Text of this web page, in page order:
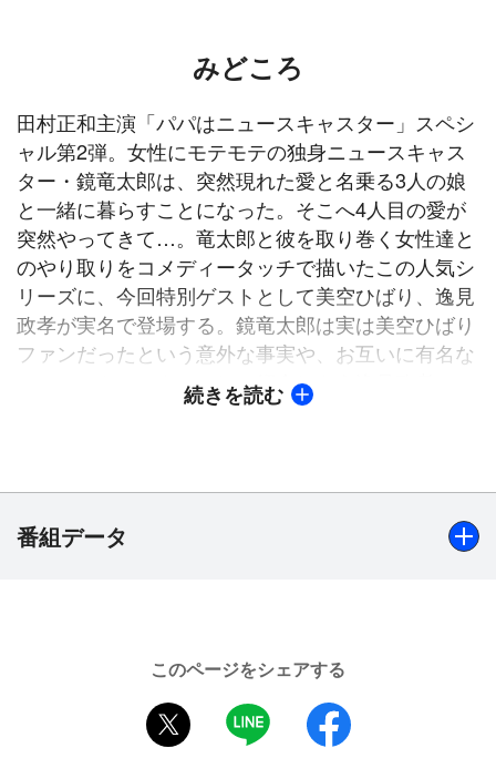
みどころ
田村正和主演「パパはニュースキャスター」スペシ
ャル第2弾。女性にモテモテの独身ニュースキャス
ター・鏡竜太郎は、突然現れた愛と名乗る3人の娘
と一緒に暮らすことになった。そこへ4人目の愛が
突然やってきて…。竜太郎と彼を取り巻く女性達と
のやり取りをコメディータッチで描いたこの人気シ
リーズに、今回特別ゲストとして美空ひばり、逸見
政孝が実名で登場する。鏡竜太郎は実は美空ひばり
ファンだったという意外な事実や、お互いに有名な
ニュースキャスターとして紹介しあう逸見政孝との
やり取りなどユニークな要素がいっぱい！
は、相変わらずうるさい娘3人に付きまとわれて、
恋人のみゆき（浅野温子）とのデートもままならな
い毎日を送っていた。ある日突然、一人の女の子が
ろがその翌日、愛の母親・古賀康子（研ナオコ）も
やって来た。康子は一晩だけという約束で竜太郎の
マンションに泊まるが、その後もあつかましく竜太
郎の奥さん気取りで居座り続けるのだった。そんな
続きを読む
番組データ
田村正和、浅野温子、西尾麻里、大塚ちか子、鈴木美恵、
ナオコ、白川由美 ほか【特別ゲスト】美空ひばり、逸見
このページをシェアする
twitter
LINE